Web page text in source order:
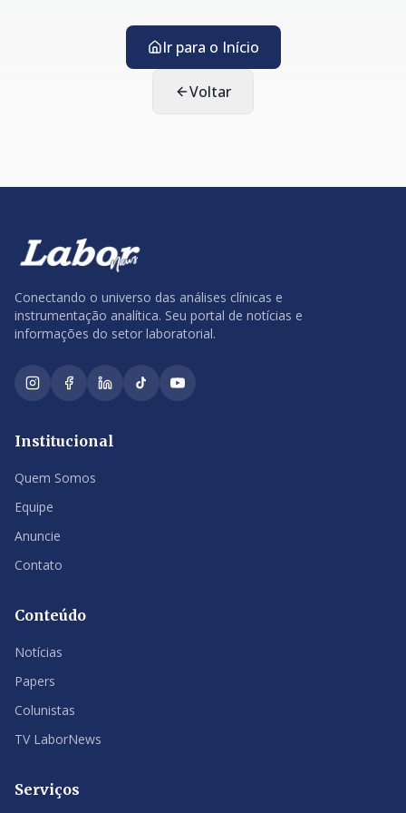
Ir para o Início
Voltar
Conectando o universo das análises clínicas e
instrumentação analítica. Seu portal de notícias e
informações do setor laboratorial.
Institucional
Quem Somos
Equipe
Anuncie
Contato
Conteúdo
Notícias
Papers
Colunistas
TV LaborNews
Serviços